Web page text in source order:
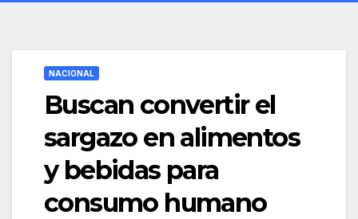
NACIONAL
Buscan convertir el
sargazo en alimentos
y bebidas para
consumo humano